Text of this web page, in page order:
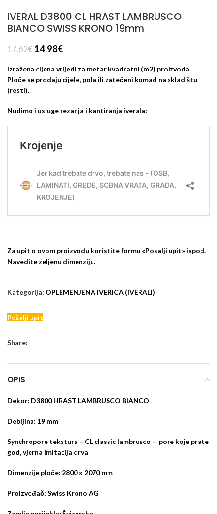
IVERAL D3800 CL HRAST LAMBRUSCO
BIANCO SWISS KRONO 19mm
17.62€ 14.98€
Izražena cijena vrijedi za metar kvadratni (m2) proizvoda.
Ploče se prodaju cijele, pola ili zatečeni komad na skladištu
(restl).
Nudimo i usluge rezanja i kantiranja iverala:
Za upit o ovom proizvodu koristite formu «Posalji upit» ispod.
Navedite zeljenu dimenziju.
Kategorija: OPLEMENJENA IVERICA (IVERALI)
Pošalji upit
Share:
OPIS
Dekor: D3800 HRAST LAMBRUSCO BIANCO
Debljina: 19 mm
Synchropore tekstura – CL classic lambrusco – pore koje prate
god, vjerna imitacija drva
Dimenzije ploče: 2800 x 2070 mm
Proizvođač: Swiss Krono AG